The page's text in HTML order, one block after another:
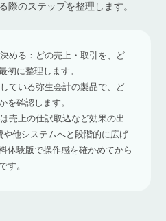
際のステップを整理します。
める：どの売上・取引を、ど
初に整理します。
ている弥生会計の製品で、ど
を確認します。
売上の仕訳取込など効果の出
他システムへと段階的に広げ
体験版で操作感を確かめてから
す。